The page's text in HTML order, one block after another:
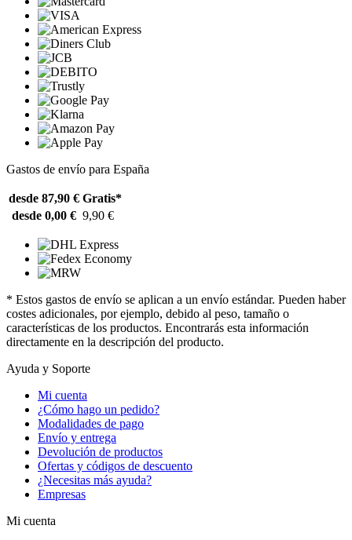
Gastos de envío para España
desde 87,90 € Gratis*
desde 0,00 € 9,90 €
* Estos gastos de envío se aplican a un envío estándar. Pueden haber
costes adicionales, por ejemplo, debido al peso, tamaño o
características de los productos. Encontrarás esta información
directamente en la descripción del producto.
Ayuda y Soporte
Mi cuenta
¿Cómo hago un pedido?
Modalidades de pago
Envío y entrega
Devolución de productos
Ofertas y códigos de descuento
¿Necesitas más ayuda?
Empresas
Mi cuenta